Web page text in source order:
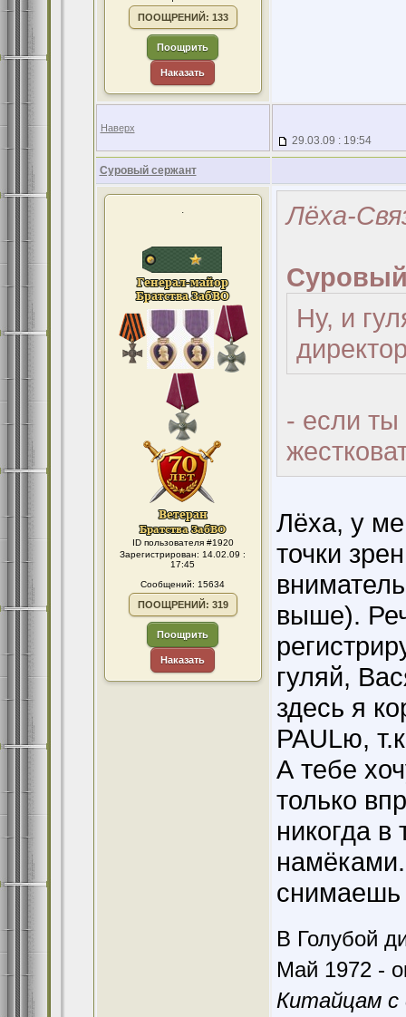
ПООЩРЕНИЙ: 133
Поощрить
Наказать
Наверх
29.03.09 : 19:54
Суровый сержант
.
ID пользователя #1920
Зарегистрирован: 14.02.09 :
17:45
Сообщений: 15634
ПООЩРЕНИЙ: 319
Поощрить
Наказать
Лёха-
Ну, и
- если ты
Лёха, у
точки
выше).
гуляй,
здесь я
PAULю,
А тебе
только
никогда
снимаешь
В Голубой
Май 1972 -
Китайцам с